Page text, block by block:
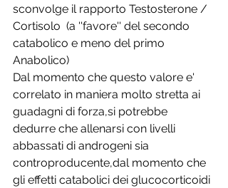
sconvolge il rapporto Testosterone /
Cortisolo  (a ''favore'' del secondo
catabolico e meno del primo
Anabolico)
Dal momento che questo valore e'
correlato in maniera molto stretta ai
guadagni di forza,si potrebbe
dedurre che allenarsi con livelli
abbassati di androgeni sia
controproducente,dal momento che
gli effetti catabolici dei glucocorticoidi